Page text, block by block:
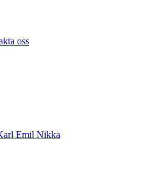
oss
Emil Nikka